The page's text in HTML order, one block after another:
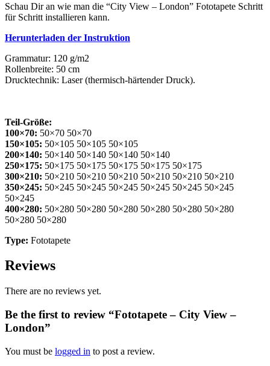
Schau Dir an wie man die “City View – London” Fototapete Schritt
für Schritt installieren kann.
Herunterladen der Instruktion
Grammatur: 120 g/m2
Rollenbreite: 50 cm
Drucktechnik: Laser (thermisch-härtender Druck).
Teil-Größe:
100×70: 50×70 50×70
150×105: 50×105 50×105 50×105
200×140: 50×140 50×140 50×140 50×140
250×175: 50×175 50×175 50×175 50×175 50×175
300×210: 50×210 50×210 50×210 50×210 50×210 50×210
350×245: 50×245 50×245 50×245 50×245 50×245 50×245
50×245
400×280: 50×280 50×280 50×280 50×280 50×280 50×280
50×280 50×280
Type: Fototapete
Reviews
There are no reviews yet.
Be the first to review “Fototapete – City View –
London”
You must be logged in to post a review.